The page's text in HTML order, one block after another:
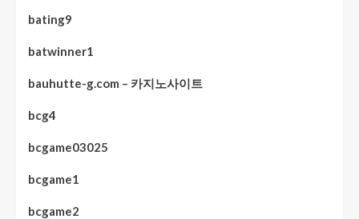
bating9
batwinner1
bauhutte-g.com – 카지노사이트
bcg4
bcgame03025
bcgame1
bcgame2